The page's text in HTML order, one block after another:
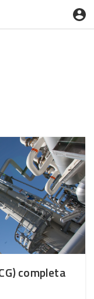
completa